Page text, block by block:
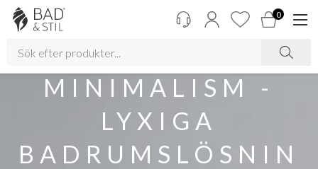
0
MINIMALISM -
LYXIGA
BADRUMSLÖSNIN